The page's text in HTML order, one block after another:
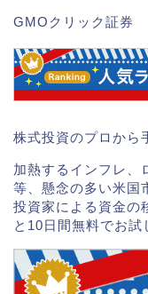
GMOクリック証券
株式投資のプロから
加熱するインフレ、
等、懸念の多い米国
投資家による資金の
と10日間無料でお試